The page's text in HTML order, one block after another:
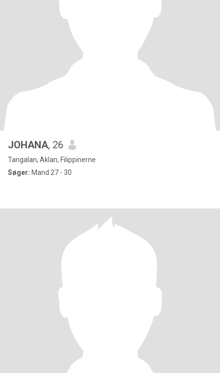
JOHANA, 26
Tangalan, Aklan, Filippinerne
Søger: Mand 27 - 30